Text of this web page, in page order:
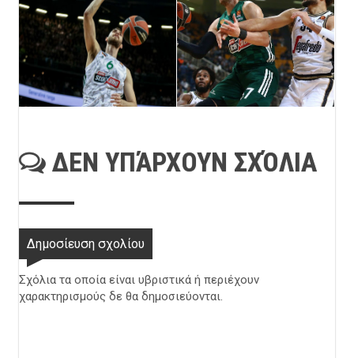
ΔΕΝ ΥΠΆΡΧΟΥΝ ΣΧΌΛΙΑ
Δημοσίευση σχολίου
Σχόλια τα οποία είναι υβριστικά ή περιέχουν
χαρακτηρισμούς δε θα δημοσιεύονται.